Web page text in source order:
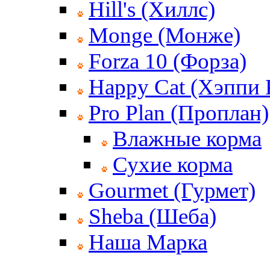
Hill's (Хиллс)
Monge (Монже)
Forza 10 (Форза)
Happy Cat (Хэппи
Pro Plan (Проплан)
Влажные корма
Сухие корма
Gourmet (Гурмет)
Sheba (Шеба)
Наша Марка